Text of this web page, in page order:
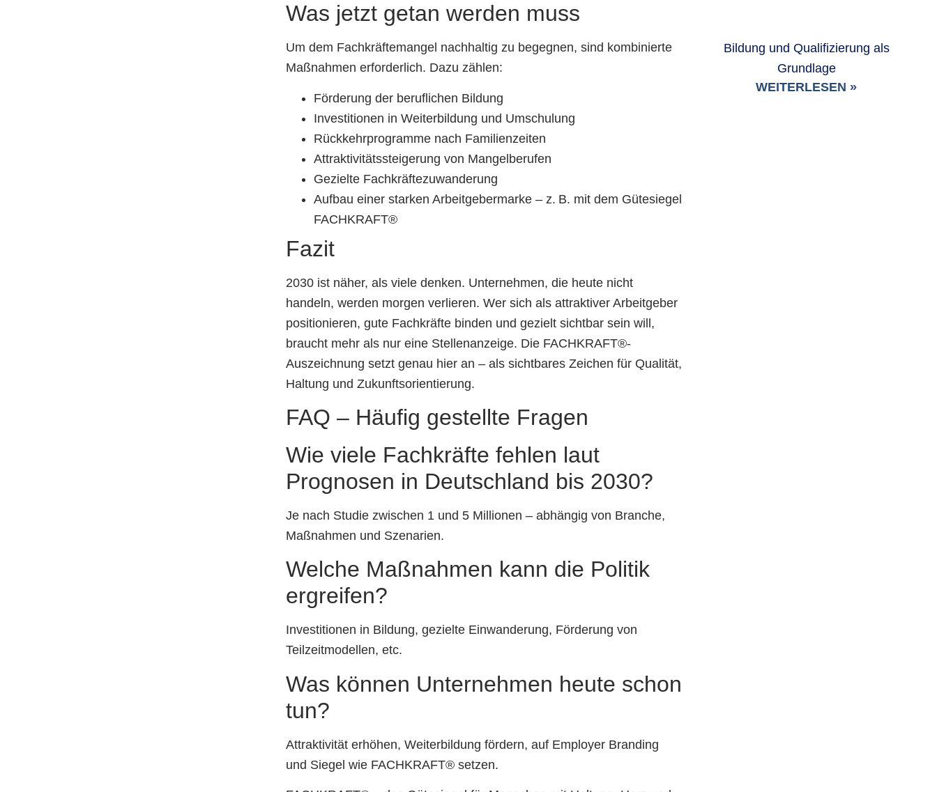
Was jetzt getan werden muss
Um dem Fachkräftemangel nachhaltig zu begegnen, sind kombinierte
Maßnahmen erforderlich. Dazu zählen:
Förderung der beruflichen Bildung
Investitionen in Weiterbildung und Umschulung
Rückkehrprogramme nach Familienzeiten
Attraktivitätssteigerung von Mangelberufen
Gezielte Fachkräftezuwanderung
Aufbau einer starken Arbeitgebermarke – z. B. mit dem Gütesiegel
FACHKRAFT®
Fazit
2030 ist näher, als viele denken. Unternehmen, die heute nicht
handeln, werden morgen verlieren. Wer sich als attraktiver Arbeitgeber
positionieren, gute Fachkräfte binden und gezielt sichtbar sein will,
braucht mehr als nur eine Stellenanzeige. Die FACHKRAFT®-
Auszeichnung setzt genau hier an – als sichtbares Zeichen für Qualität,
Haltung und Zukunftsorientierung.
FAQ – Häufig gestellte Fragen
Wie viele Fachkräfte fehlen laut
Prognosen in Deutschland bis 2030?
Je nach Studie zwischen 1 und 5 Millionen – abhängig von Branche,
Maßnahmen und Szenarien.
Welche Maßnahmen kann die Politik
ergreifen?
Investitionen in Bildung, gezielte Einwanderung, Förderung von
Teilzeitmodellen, etc.
Was können Unternehmen heute schon
tun?
Attraktivität erhöhen, Weiterbildung fördern, auf Employer Branding
und Siegel wie FACHKRAFT® setzen.
Bildung und Qualifizierung als
Grundlage
WEITERLESEN »